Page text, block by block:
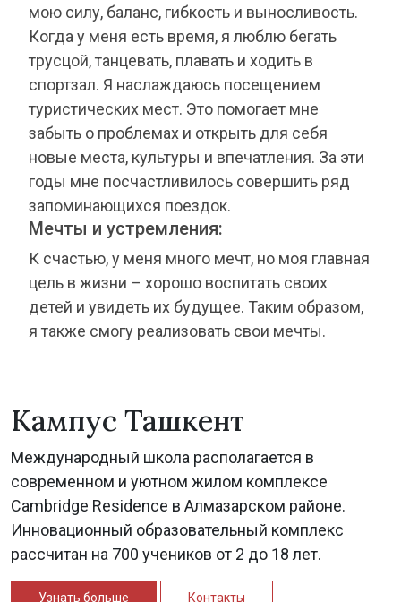
мою силу, баланс, гибкость и выносливость.
Когда у меня есть время, я люблю бегать
трусцой, танцевать, плавать и ходить в
спортзал. Я наслаждаюсь посещением
туристических мест. Это помогает мне
забыть о проблемах и открыть для себя
новые места, культуры и впечатления. За эти
годы мне посчастливилось совершить ряд
запоминающихся поездок.
Мечты и устремления:
К счастью, у меня много мечт, но моя главная
цель в жизни – хорошо воспитать своих
детей и увидеть их будущее. Таким образом,
я также смогу реализовать свои мечты.
Кампус Ташкент
Международный школа располагается в
современном и уютном жилом комплексе
Cambridge Residence в Алмазарском районе.
Инновационный образовательный комплекс
рассчитан на 700 учеников от 2 до 18 лет.
Узнать больше Контакты